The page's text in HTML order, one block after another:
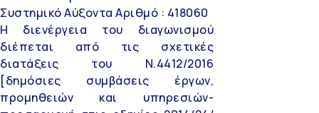
Συστημικό Αύξοντα Αριθμό : 418060
Η διενέργεια του διαγωνισμού
διέπεται από τις σχετικές
διατάξεις του Ν.4412/2016
[δημόσιες συμβάσεις έργων,
προμηθειών και υπηρεσιών-